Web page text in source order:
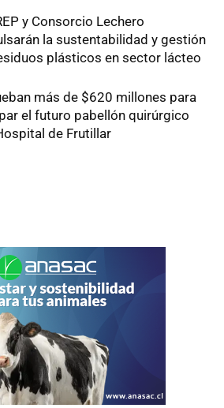
y Consorcio Lechero
la sustentabilidad y gestión
plásticos en sector lácteo
más de $620 millones para
el futuro pabellón quirúrgico
de Frutillar